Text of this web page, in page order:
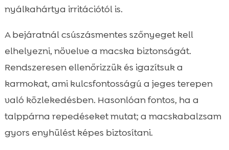
nyálkahártya irritációtól is.
A bejáratnál csúszásmentes szőnyeget kell
elhelyezni, növelve a macska biztonságát.
Rendszeresen ellenőrizzük és igazítsuk a
karmokat, ami kulcsfontosságú a jeges terepen
való közlekedésben. Hasonlóan fontos, ha a
talppárna repedéseket mutat; a macskabalzsam
gyors enyhülést képes biztosítani.